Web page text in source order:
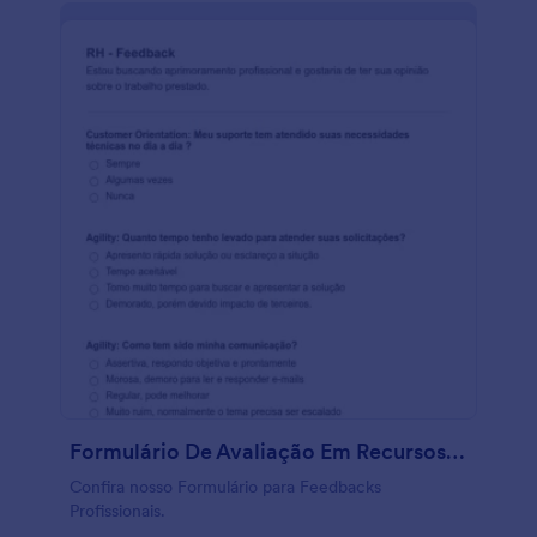
Formulário De Avaliação Em Recursos Humanos
Confira nosso Formulário para Feedbacks
Profissionais.